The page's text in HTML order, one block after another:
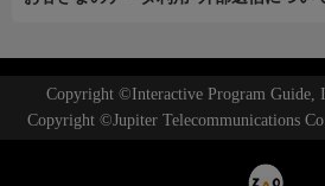
Copyright ©Interactive Program Guide,
Copyright ©Jupiter Telecommunications